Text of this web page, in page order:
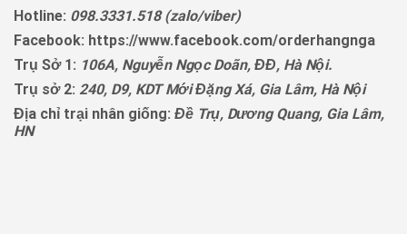
Hotline: 098.3331.518 (zalo/viber)
Facebook: https://www.facebook.com/orderhangnga
Trụ Sở 1: 106A, Nguyễn Ngọc Doãn, ĐĐ, Hà Nội.
Trụ sở 2: 240, D9, KDT Mới Đặng Xá, Gia Lâm, Hà Nội
Địa chỉ trại nhân giống: Đề Trụ, Dương Quang, Gia Lâm,
HN